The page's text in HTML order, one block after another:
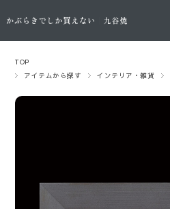
TOP
アイテムから探す
インテリア・雑貨